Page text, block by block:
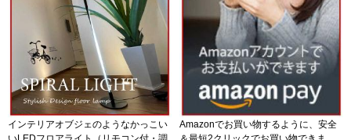
インテリアオブジェのようなかっこい
Amazonでお買い物するように、安全